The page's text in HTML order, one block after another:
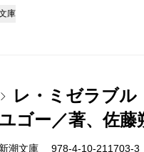
庫
レ・ミゼラブル
ユゴー／著、佐藤
新潮文庫 978-4-10-